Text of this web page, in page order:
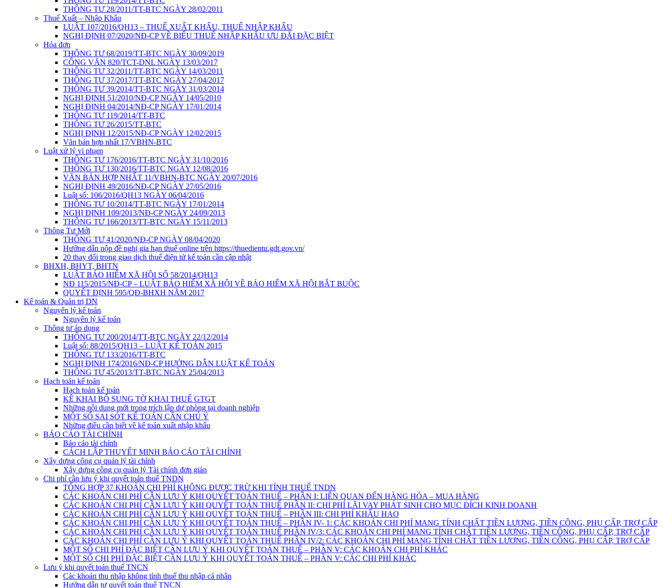
THÔNG TƯ 28/2011/TT-BTC NGÀY 28/02/2011
Thuế Xuất – Nhập Khẩu
LUẬT 107/2016/QH13 – THUẾ XUẤT KHẨU, THUẾ NHẬP KHẨU
NGHỊ ĐỊNH 07/2020/NĐ-CP VỀ BIỂU THUẾ NHẬP KHẨU ƯU ĐÃI ĐẶC BIỆT
Hóa đơn
THÔNG TƯ 68/2019/TT-BTC NGÀY 30/09/2019
CÔNG VĂN 820/TCT-DNL NGÀY 13/03/2017
THÔNG TƯ 32/2011/TT-BTC NGÀY 14/03/2011
THÔNG TƯ 37/2017/TT-BTC NGÀY 27/04/2017
THÔNG TƯ 39/2014/TT-BTC NGÀY 31/03/2014
NGHỊ ĐỊNH 51/2010/NĐ-CP NGÀY 14/05/2010
NGHỊ ĐỊNH 04/2014/NĐ-CP NGÀY 17/01/2014
THÔNG TƯ 119/2014/TT-BTC
THÔNG TƯ 26/2015/TT-BTC
NGHỊ ĐỊNH 12/2015/NĐ-CP NGÀY 12/02/2015
Văn bản hợp nhất 17/VBHN-BTC
Luật xử lý vi phạm
THÔNG TƯ 176/2016/TT-BTC NGÀY 31/10/2016
THÔNG TƯ 130/2016/TT-BTC NGÀY 12/08/2016
VĂN BẢN HỢP NHẤT 11/VBHN-BTC NGÀY 20/07/2016
NGHỊ ĐỊNH 49/2016/NĐ-CP NGÀY 27/05/2016
Luật số: 106/2016/QH13 NGÀY 06/04/2016
THÔNG TƯ 10/2014/TT-BTC NGÀY 17/01/2014
NGHỊ ĐỊNH 109/2013/NĐ-CP NGÀY 24/09/2013
THÔNG TƯ 166/2013/TT-BTC NGÀY 15/11/2013
Thông Tư Mới
THÔNG TƯ 41/2020/NĐ-CP NGÀY 08/04/2020
Hướng dẫn nộp đề nghị gia hạn thuế online trên https://thuedientu.gdt.gov.vn/
20 thay đổi trong giao dịch thuế điện tử kế toán cần cập nhật
BHXH, BHYT, BHTN
LUẬT BẢO HIỂM XÃ HỘI SỐ 58/2014/QH13
NĐ 115/2015/NĐ-CP – LUẬT BẢO HIỂM XÃ HỘI VỀ BẢO HIỂM XÃ HỘI BẮT BUỘC
QUYẾT ĐỊNH 595/QĐ-BHXH NĂM 2017
Kế toán & Quản trị DN
Nguyên lý kế toán
Nguyên lý kế toán
Thông tư áp dụng
THÔNG TƯ 200/2014/TT-BTC NGÀY 22/12/2014
Luật số: 88/2015/QH13 – LUẬT KẾ TOÁN 2015
THÔNG TƯ 133/2016/TT-BTC
NGHỊ ĐỊNH 174/2016/NĐ-CP HƯỚNG DẪN LUẬT KẾ TOÁN
THÔNG TƯ 45/2013/TT-BTC NGÀY 25/04/2013
Hạch toán kế toán
Hạch toán kế toán
KÊ KHAI BỔ SUNG TỜ KHAI THUẾ GTGT
Những nội dung mới trong trích lập dự phòng tại doanh nghiệp
MỘT SỐ SAI SÓT KẾ TOÁN CẦN CHÚ Ý
Những điều cần biết về kế toán xuất nhập khẩu
BÁO CÁO TÀI CHÍNH
Báo cáo tài chính
CÁCH LẬP THUYẾT MINH BÁO CÁO TÀI CHÍNH
Xây dựng công cụ quản lý tài chính
Xây dựng công cụ quản lý Tài chính đơn giản
Chi phí cần lưu ý khi quyết toán thuế TNDN
TỔNG HỢP 37 KHOẢN CHI PHÍ KHÔNG ĐƯỢC TRỪ KHI TÍNH THUẾ TNDN
CÁC KHOẢN CHI PHÍ CẦN LƯU Ý KHI QUYẾT TOÁN THUẾ – PHẦN I: LIÊN QUAN ĐẾN HÀNG HÓA – MUA HÀNG
CÁC KHOẢN CHI PHÍ CẦN LƯU Ý KHI QUYẾT TOÁN THUẾ PHẦN II: CHI PHÍ LÃI VAY PHÁT SINH CHO MỤC ĐÍCH KINH DOANH
CÁC KHOẢN CHI PHÍ CẦN LƯU Ý KHI QUYẾT TOÁN THUẾ – PHẦN III: CHI PHÍ KHẤU HAO
CÁC KHOẢN CHI PHÍ CẦN LƯU Ý KHI QUYẾT TOÁN THUẾ – PHẦN IV- 1: CÁC KHOẢN CHI PHÍ MANG TÍNH CHẤT TIỀN LƯƠNG, TIỀN CÔNG, PHỤ CẤP, TRỢ CẤP
CÁC KHOẢN CHI PHÍ CẦN LƯU Ý KHI QUYẾT TOÁN THUẾ PHẦN IV/3: CÁC KHOẢN CHI PHÍ MANG TÍNH CHẤT TIỀN LƯƠNG, TIỀN CÔNG, PHỤ CẤP, TRỢ CẤP
CÁC KHOẢN CHI PHÍ CẦN LƯU Ý KHI QUYẾT TOÁN THUẾ PHẦN IV/2: CÁC KHOẢN CHI PHÍ MANG TÍNH CHẤT TIỀN LƯƠNG, TIỀN CÔNG, PHỤ CẤP, TRỢ CẤP
MỘT SỐ CHI PHÍ ĐẶC BIỆT CẦN LƯU Ý KHI QUYẾT TOÁN THUẾ – PHẦN V: CÁC KHOẢN CHI PHÍ KHÁC
MỘT SỐ CHI PHÍ ĐẶC BIỆT CẦN LƯU Ý KHI QUYẾT TOÁN THUẾ – PHẦN V: CÁC CHI PHÍ KHÁC
Lưu ý khi quyết toán thuế TNCN
Các khoản thu nhập không tính thuế thu nhập cá nhân
Hướng dẫn tự quyết toán thuế TNCN